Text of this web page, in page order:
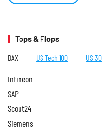
Tops & Flops
DAX US Tech 100 US 30
Infineon
SAP
Scout24
Siemens